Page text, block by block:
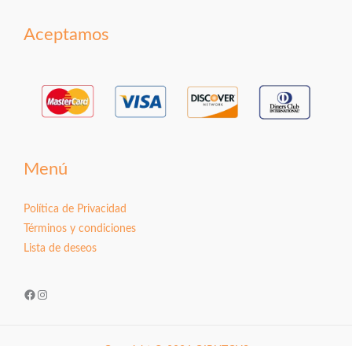
Aceptamos
Menú
Política de Privacidad
Términos y condiciones
Lista de deseos
Facebook
Instagram